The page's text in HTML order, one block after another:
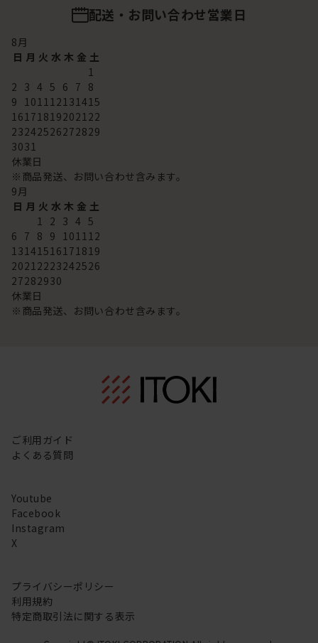
配送・お問い合わせ営業日
8月
日 月 火 水 木 金 土
1
2 3 4 5 6 7 8
9 101112131415
16171819202122
23242526272829
3031
休業日
※商品発送、お問い合わせ含みます。
9月
日 月 火 水 木 金 土
1 2 3 4 5
6 7 8 9 101112
13141516171819
20212223242526
27282930
休業日
※商品発送、お問い合わせ含みます。
ご利用ガイド
よくある質問
Youtube
Facebook
Instagram
X
プライバシーポリシー
利用規約
特定商取引法に関する表示